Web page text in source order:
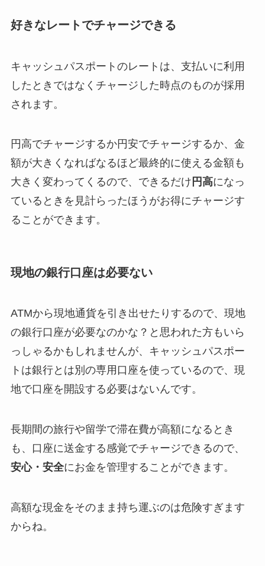
好きなレートでチャージできる
キャッシュパスポートのレートは、支払いに利用
したときではなくチャージした時点のものが採用
されます。
円高でチャージするか円安でチャージするか、金
額が大きくなればなるほど最終的に使える金額も
大きく変わってくるので、できるだけ 円高になっ
ているときを見計らったほうがお得にチャージす
ることができます。
現地の銀行口座は必要ない
ATMから現地通貨を引き出せたりするので、現地
の銀行口座が必要なのかな？と思われた方もいら
っしゃるかもしれませんが、 キャッシュパスポー
トは銀行とは別の専用口座を使っているので、現
地で口座を開設する必要はないんです。
長期間の旅行や留学で滞在費が高額になるとき
も、口座に送金する感覚でチャージできるので、
安心・安全にお金を管理することができます。
高額な現金をそのまま持ち運ぶのは危険すぎます
からね。